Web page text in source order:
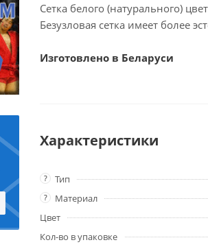
Сетка белого (натурального)
Безузловая сетка имеет более
Изготовлено в Беларуси
Характеристики
? Тип
? Материал
Цвет
Кол-во в упаковке